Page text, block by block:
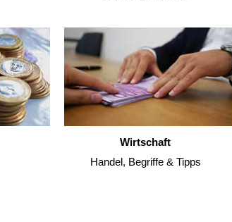
Wirtschaft
Handel, Begriffe & Tipps